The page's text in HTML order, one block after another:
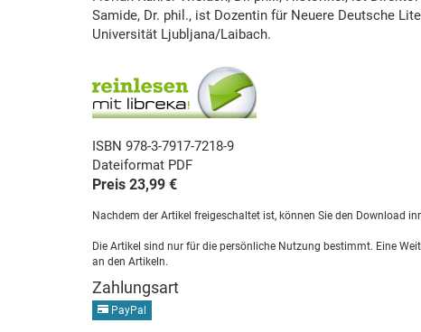
Samide, Dr. phil., ist Dozentin für Neuere Deutsche
Universität Ljubljana/Laibach.
ISBN 978-3-7917-7218-9
Dateiformat PDF
Preis 23,99 €
Nachdem der Artikel freigeschaltet ist, können Sie den Download
Die Artikel sind nur für die persönliche Nutzung bestimmt. Eine
an den Artikeln.
Zahlungsart
PayPal